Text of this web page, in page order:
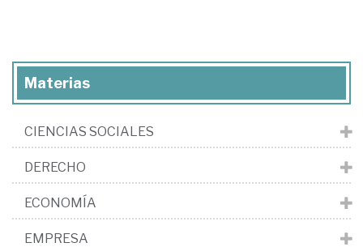
Materias
CIENCIAS SOCIALES
DERECHO
ECONOMÍA
EMPRESA